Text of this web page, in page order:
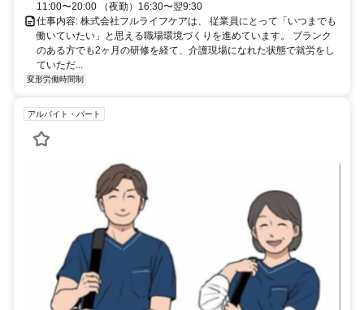
11:00〜20:00 （夜勤）16:30〜翌9:30
仕事内容: 株式会社フルライフケアは、 従業員にとって「いつまでも
働いていたい」と思える職場環境づくりを進めています。 ブランク
のある方でも2ヶ月の研修を経て、介護現場になれた状態で就労をし
ていただ...
変形労働時間制
アルバイト・パート